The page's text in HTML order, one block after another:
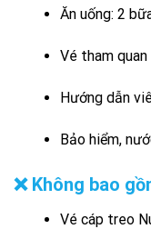
Ăn uống: 2
Vé tham
Hướng dẫn
Bảo hiểm,
❌ Không bao
Vé cáp treo